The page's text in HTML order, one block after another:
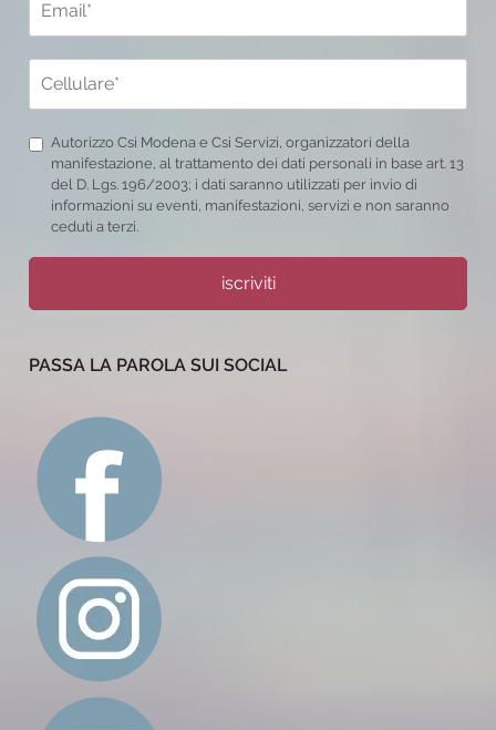
Autorizzo Csi Modena e Csi Servizi, organizzatori della
manifestazione, al trattamento dei dati personali in base art. 13
del D. Lgs. 196/2003; i dati saranno utilizzati per invio di
informazioni su eventi, manifestazioni, servizi e non saranno
ceduti a terzi.
iscriviti
PASSA LA PAROLA SUI SOCIAL